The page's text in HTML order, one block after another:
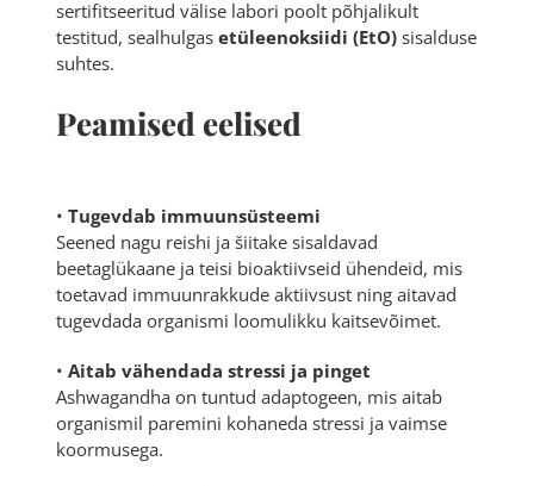
sertifitseeritud välise labori poolt põhjalikult
testitud, sealhulgas etüleenoksiidi (EtO)sisalduse
suhtes.
Peamised eelised
• Tugevdab immuunsüsteemi
Seened nagu reishi ja šiitake sisaldavad
beetaglükaane ja teisi bioaktiivseid ühendeid, mis
toetavad immuunrakkude aktiivsust ning aitavad
tugevdada organismi loomulikku kaitsevõimet.
• Aitab vähendada stressi ja pinget
Ashwagandha on tuntud adaptogeen, mis aitab
organismil paremini kohaneda stressi ja vaimse
koormusega.